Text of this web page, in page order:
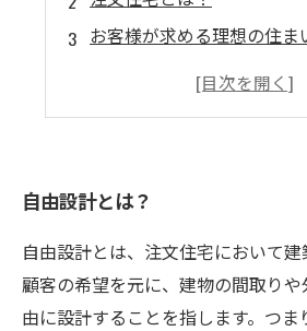
お客様が求める理想の住ま
実現するためのポイントと
自由設計とは？
自由設計とは、注文住宅において
顧客の希望を元に、建物の間取り
由に設計することを指します。つま